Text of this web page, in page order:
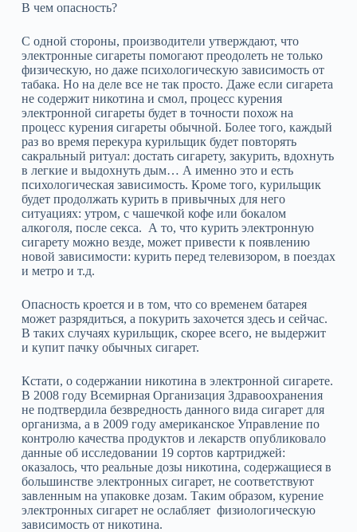
В чем опасность?
С одной стороны, производители утверждают, что
электронные сигареты помогают преодолеть не только
физическую, но даже психологическую зависимость от
табака. Но на деле все не так просто. Даже если сигарета
не содержит никотина и смол, процесс курения
электронной сигареты будет в точности похож на
процесс курения сигареты обычной. Более того, каждый
раз во время перекура курильщик будет повторять
сакральный ритуал: достать сигарету, закурить, вдохнуть
в легкие и выдохнуть дым… А именно это и есть
психологическая зависимость. Кроме того, курильщик
будет продолжать курить в привычных для него
ситуациях: утром, с чашечкой кофе или бокалом
алкоголя, после секса. А то, что курить электронную
сигарету можно везде, может привести к появлению
новой зависимости: курить перед телевизором, в поездах
и метро и т.д.
Опасность кроется и в том, что со временем батарея
может разрядиться, а покурить захочется здесь и сейчас.
В таких случаях курильщик, скорее всего, не выдержит
и купит пачку обычных сигарет.
Кстати, о содержании никотина в электронной сигарете.
В 2008 году Всемирная Организация Здравоохранения
не подтвердила безвредность данного вида сигарет для
организма, а в 2009 году американское Управление по
контролю качества продуктов и лекарств опубликовало
данные об исследовании 19 сортов картриджей:
оказалось, что реальные дозы никотина, содержащиеся в
большинстве электронных сигарет, не соответствуют
завленным на упаковке дозам. Таким образом, курение
электронных сигарет не ослабляет физиологическую
зависимость от никотина.